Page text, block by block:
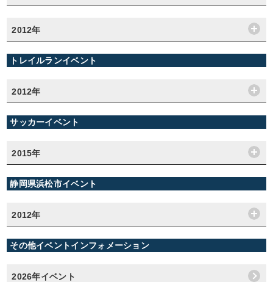
2012年
トレイルランイベント
2012年
サッカーイベント
2015年
静岡県浜松市イベント
2012年
その他イベントインフォメーション
2026年イベント